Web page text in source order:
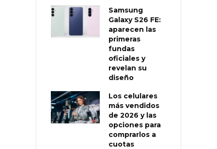
Samsung
Galaxy S26 FE:
aparecen las
primeras
fundas
oficiales y
revelan su
diseño
Los celulares
más vendidos
de 2026 y las
opciones para
comprarlos a
cuotas